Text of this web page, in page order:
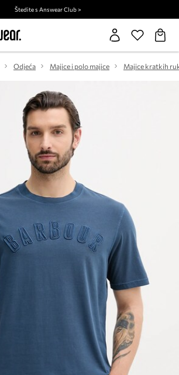
Štedite s Answear Club >
Odjeća Majice i polo majice Majice kratkih